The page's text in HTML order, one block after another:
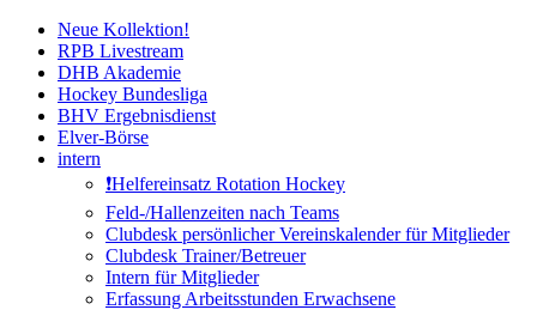
Zum
Inhalt
springen
Neue Kollektion!
RPB Livestream
DHB Akademie
Hockey Bundesliga
BHV Ergebnisdienst
Elver-Börse
intern
❗️Helfereinsatz Rotation Hockey
Feld-/Hallenzeiten nach Teams
Clubdesk persönlicher Vereinskalender für Mitglieder
Clubdesk Trainer/Betreuer
Intern für Mitglieder
Erfassung Arbeitsstunden Erwachsene